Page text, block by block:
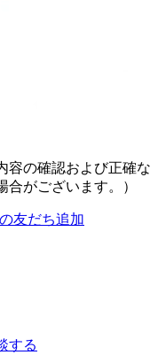
容の確認および正確な
がございます。）
友だち追加
する